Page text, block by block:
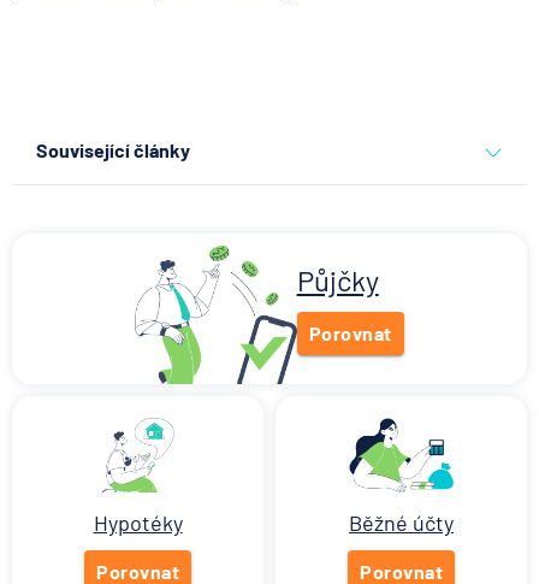
Související články
10.8.2026 Osobní a rodinné finance
Ztráta pasu na dovolené?
Pomůže cestovní pojištění
místní policie
Pojištění
Kdy vznikne nárok na PPM i
bez aktuálního zaměstnání
Půjčky
Porovnat
Hypotéky
Porovnat
Běžné účty
Porovnat